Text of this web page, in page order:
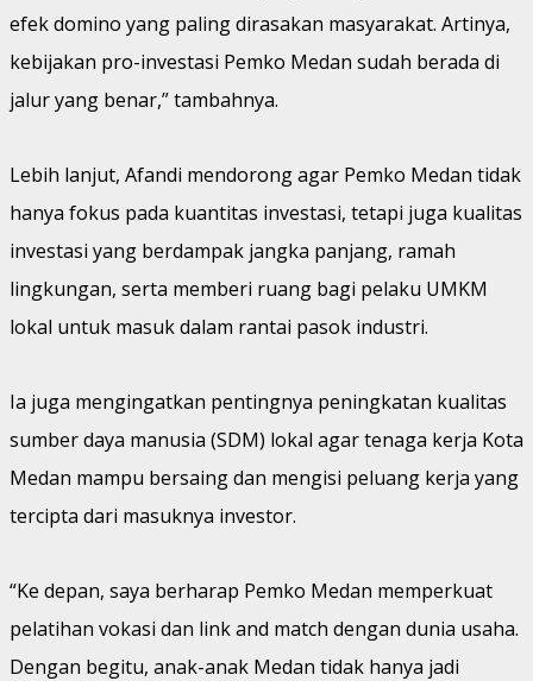
efek domino yang paling dirasakan masyarakat. Artinya,
kebijakan pro-investasi Pemko Medan sudah berada di
jalur yang benar,” tambahnya.
Lebih lanjut, Afandi mendorong agar Pemko Medan tidak
hanya fokus pada kuantitas investasi, tetapi juga kualitas
investasi yang berdampak jangka panjang, ramah
lingkungan, serta memberi ruang bagi pelaku UMKM
lokal untuk masuk dalam rantai pasok industri.
Ia juga mengingatkan pentingnya peningkatan kualitas
sumber daya manusia (SDM) lokal agar tenaga kerja Kota
Medan mampu bersaing dan mengisi peluang kerja yang
tercipta dari masuknya investor.
“Ke depan, saya berharap Pemko Medan memperkuat
pelatihan vokasi dan link and match dengan dunia usaha.
Dengan begitu, anak-anak Medan tidak hanya jadi